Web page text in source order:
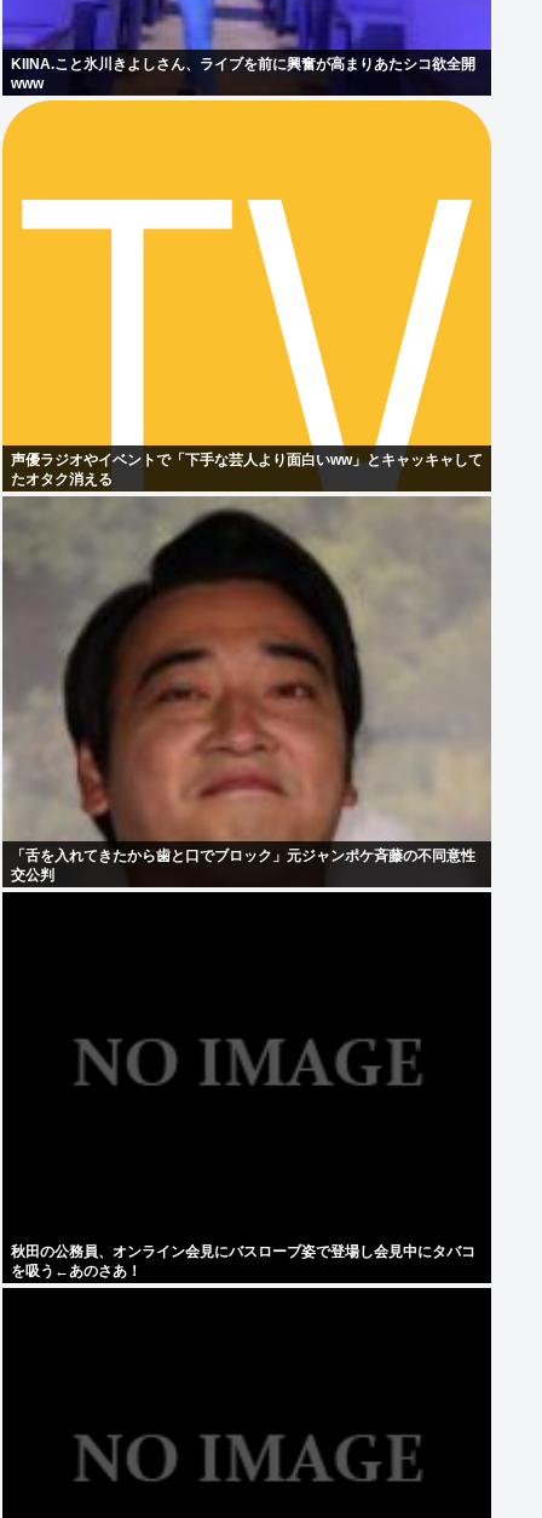
KIINA.こと氷川きよしさん、ライブを前に興奮が高まりあたシコ欲全開
www
声優ラジオやイベントで「下手な芸人より面白いww」とキャッキャして
たオタク消える
「舌を入れてきたから歯と口でブロック」元ジャンポケ斉藤の不同意性
交公判
秋田の公務員、オンライン会見にバスローブ姿で登場し会見中にタバコ
を吸う←あのさあ！